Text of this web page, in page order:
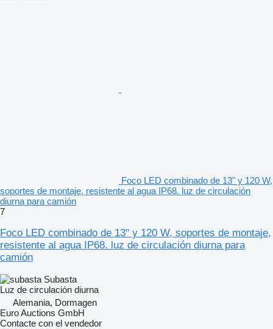
Foco LED combinado de 13" y 120 W,
soportes de montaje, resistente al agua IP68. luz de circulación
diurna para camión
7
Foco LED combinado de 13" y 120 W, soportes de montaje,
resistente al agua IP68. luz de circulación diurna para
camión
Subasta
Luz de circulación diurna
Alemania, Dormagen
Euro Auctions GmbH
Contacte con el vendedor